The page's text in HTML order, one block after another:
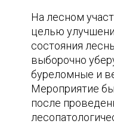
На лесном
целью
состояния
выборочно
буреломные и
Мероприятие
после